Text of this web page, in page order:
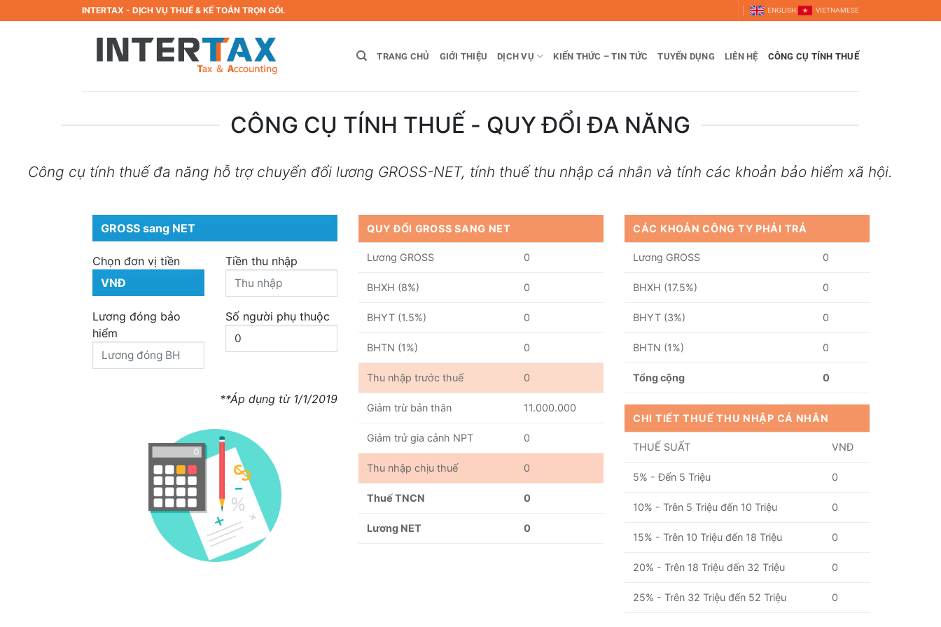
qua
INTERTAX - DỊCH VỤ THUẾ & KẾ TOÁN TRỌN GÓI. ENGLISH VIETNAMESE
TRANG CHỦ GIỚI THIỆU DỊCH VỤ KIẾN THỨC – TIN TỨC TUYỂN DỤNG LIÊN HỆ CÔNG CỤ TÍNH THUẾ
CÔNG CỤ TÍNH THUẾ - QUY ĐỔI ĐA NĂNG
Công cụ tính thuế đa năng hỗ trợ chuyển đổi lương GROSS-NET, tính thuế thu nhập cá nhân và tính các khoản bảo hiểm xã hội.
Chọn đơn vị tiền Tiền thu nhập
Lương đóng bảo
hiểm
Số người phụ thuộc
**Áp dụng từ 1/1/2019
QUY ĐỔI GROSS SANG NET
Lương GROSS 0
BHXH (8%) 0
BHYT (1.5%) 0
BHTN (1%) 0
Thu nhập trước thuế 0
Giảm trừ bản thân 11.000.000
Giảm trử gia cảnh NPT 0
Thu nhập chịu thuế 0
Thuế TNCN 0
Lương NET 0
CÁC KHOẢN CÔNG TY PHẢI TRẢ
Lương GROSS 0
BHXH (17.5%) 0
BHYT (3%) 0
BHTN (1%) 0
Tổng cộng 0
CHI TIẾT THUẾ THU NHẬP CÁ NHÂN
THUẾ SUẤT VNĐ
5% - Đến 5 Triệu 0
10% - Trên 5 Triệu đến 10 Triệu 0
15% - Trên 10 Triệu đến 18 Triệu 0
20% - Trên 18 Triệu đến 32 Triệu 0
25% - Trên 32 Triệu đến 52 Triệu 0